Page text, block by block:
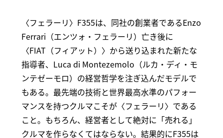
〈フェラーリ〉F355は、同社の創業者であるEnzo
Ferrari（エンツォ・フェラーリ）亡き後に
〈FIAT（フィアット）〉から送り込まれた新たな
指導者、Luca di Montezemolo（ルカ・ディ・モ
ンテゼーモロ）の経営哲学を注ぎ込んだモデルで
もある。最先端の技術と世界最高水準のパフォー
マンスを持つクルマこそが〈フェラーリ〉である
こと。もちろん、経営者として絶対に「売れる」
クルマを作らなくてはならない。結果的にF355は